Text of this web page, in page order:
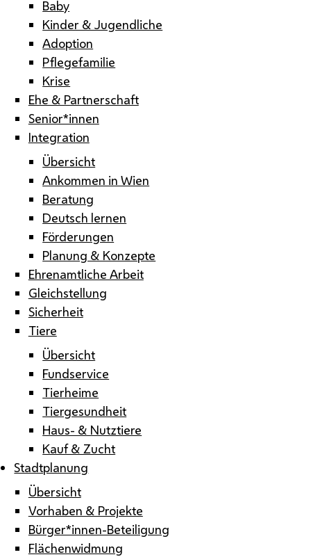
Baby
Kinder & Jugendliche
Adoption
Pflegefamilie
Krise
Ehe & Partnerschaft
Senior*innen
Integration
Übersicht
Ankommen in Wien
Beratung
Deutsch lernen
Förderungen
Planung & Konzepte
Ehrenamtliche Arbeit
Gleichstellung
Sicherheit
Tiere
Übersicht
Fundservice
Tierheime
Tiergesundheit
Haus- & Nutztiere
Kauf & Zucht
Stadtplanung
Übersicht
Vorhaben & Projekte
Bürger*innen-Beteiligung
Flächenwidmung